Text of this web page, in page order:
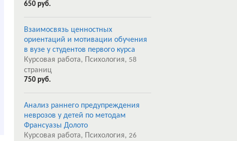
650 руб.
Взаимосвязь ценностных
ориентаций и мотивации обучения
в вузе у студентов первого курса
Курсовая работа, Психология, 58
страниц
750 руб.
Анализ раннего предупреждения
неврозов у детей по методам
Франсуазы Долото
Курсовая работа, Психология, 26